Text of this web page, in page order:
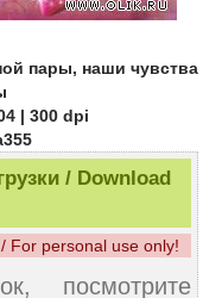
пары, наши чувства
| 300 dpi
/ Download
For personal use only!
посмотрите